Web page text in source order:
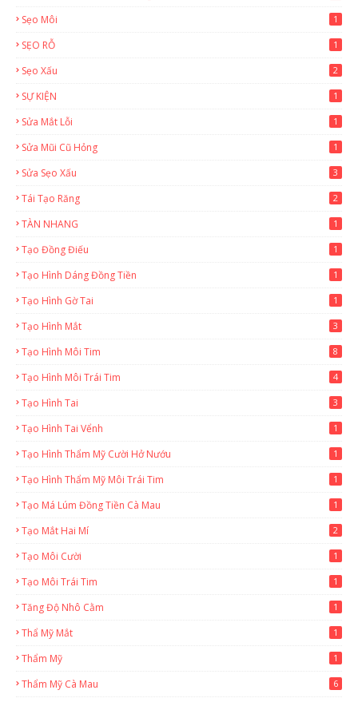
Sẹo Môi 1
SẸO RỖ 1
Sẹo Xấu 2
SỰ KIỆN 1
Sửa Mắt Lỗi 1
Sửa Mũi Cũ Hỏng 1
Sửa Sẹo Xấu 3
Tái Tạo Răng 2
TÀN NHANG 1
Tạo Đồng Điếu 1
Tạo Hình Dáng Đồng Tiền 1
Tạo Hình Gờ Tai 1
Tạo Hình Mắt 3
Tạo Hình Môi Tim 8
Tạo Hình Môi Trái Tim 4
Tạo Hình Tai 3
Tạo Hình Tai Vểnh 1
Tạo Hình Thẩm Mỹ Cười Hở Nướu 1
Tạo Hình Thẩm Mỹ Môi Trái Tim 1
Tạo Má Lúm Đồng Tiền Cà Mau 1
Tạo Mắt Hai Mí 2
Tạo Môi Cười 1
Tạo Môi Trái Tim 1
Tăng Độ Nhô Cằm 1
Thẩ Mỹ Mắt 1
Thẩm Mỹ 1
Thẩm Mỹ Cà Mau 6